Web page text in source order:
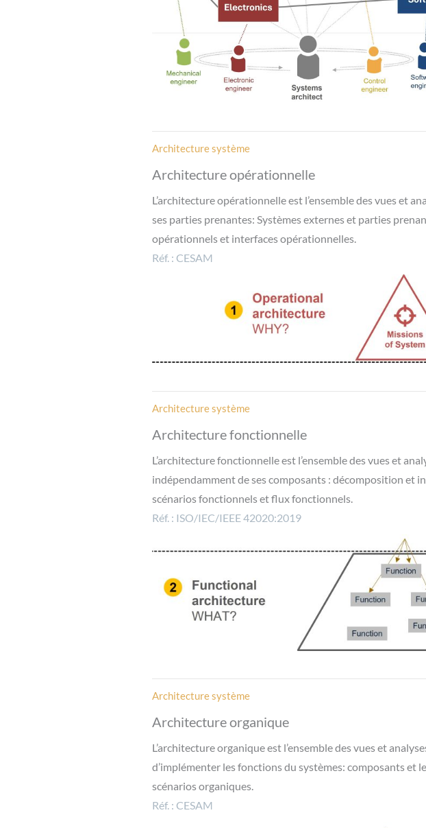
Architecture système
Architecture opérationnelle
L’architecture opérationnelle est l’ensemble des vues et
ses parties prenantes: Systèmes externes et parties
opérationnels et interfaces opérationnelles.
Réf. : CESAM
Architecture système
Architecture fonctionnelle
L’architecture fonctionnelle est l’ensemble des vues et
indépendamment de ses composants : décomposition et
scénarios fonctionnels et flux fonctionnels.
Réf. : ISO/IEC/IEEE 42020:2019
Architecture système
Architecture organique
L’architecture organique est l’ensemble des vues et
d’implémenter les fonctions du systèmes: composants
scénarios organiques.
Réf. : CESAM